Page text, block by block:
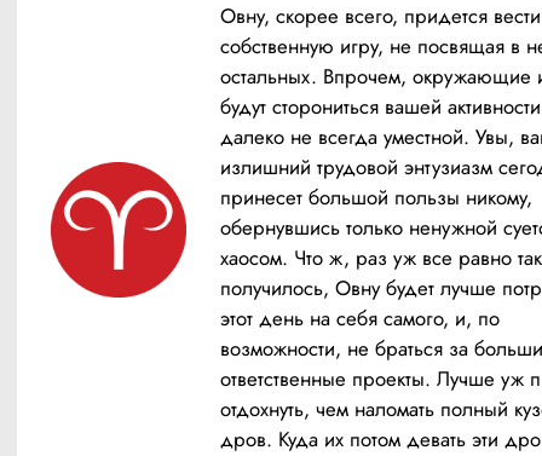
Овну, скорее всего, придется вести
собственную игру, не посвящая в
остальных. Впрочем, окружающие
будут сторониться вашей
далеко не всегда уместной. Увы,
излишний трудовой энтузиазм
принесет большой пользы никому,
обернувшись только ненужной
хаосом. Что ж, раз уж все равно так
получилось, Овну будет лучше
этот день на себя самого, и, по
возможности, не браться за
ответственные проекты. Лучше уж
отдохнуть, чем наломать полный
дров. Куда их потом девать эти